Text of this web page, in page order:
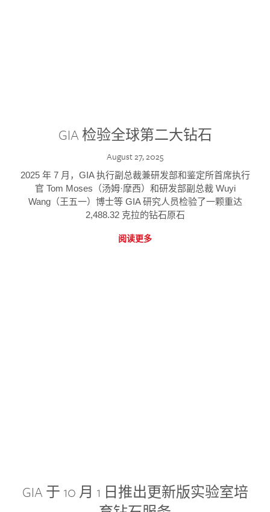
GIA 检验全球第二大钻石
August 27, 2025
2025 年 7 月，GIA 执行副总裁兼研发部和鉴定所首席执行
官 Tom Moses（汤姆·摩西）和研发部副总裁 Wuyi
Wang（王五一）博士等 GIA 研究人员检验了一颗重达
2,488.32 克拉的钻石原石
阅读更多
GIA 于 10 月 1 日推出更新版实验室培